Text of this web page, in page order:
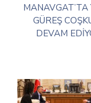
MANAVGAT’TA
GÜREŞ
DEVAM